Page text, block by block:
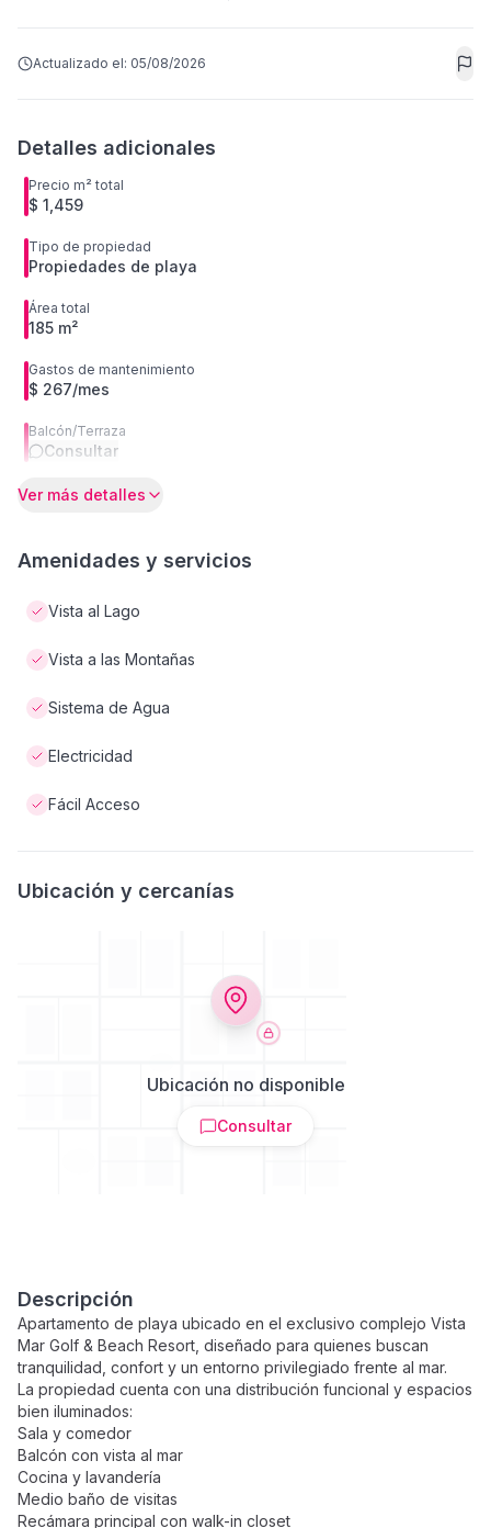
Actualizado el: 05/08/2026
Detalles adicionales
Precio m² total
$ 1,459
Tipo de propiedad
Propiedades de playa
Área total
185 m²
Gastos de mantenimiento
$ 267/mes
Balcón/Terraza
Consultar
Ver más detalles
Amenidades y servicios
Vista al Lago
Vista a las Montañas
Sistema de Agua
Electricidad
Fácil Acceso
Ubicación y cercanías
Ubicación no disponible
Consultar
Descripción
Apartamento de playa ubicado en el exclusivo complejo Vista
Mar Golf & Beach Resort, diseñado para quienes buscan
tranquilidad, confort y un entorno privilegiado frente al mar.
La propiedad cuenta con una distribución funcional y espacios
bien iluminados:
Sala y comedor
Balcón con vista al mar
Cocina y lavandería
Medio baño de visitas
Recámara principal con walk-in closet